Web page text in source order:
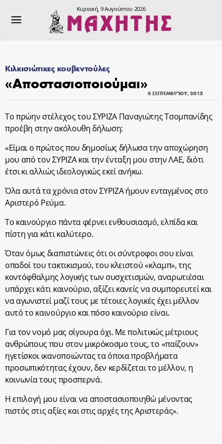
Κυριακή, 9 Αυγούστου 2026
Κιλκισιώτικες κουβεντούλες
«Αποστασιοποιούμαι»
8 ΣΕΠΤΕΜΒΡΊΟΥ, 2015
Το πρώην στέλεχος του ΣΥΡΙΖΑ Παναγιώτης Τσομπανίδης
προέβη στην ακόλουθη δήλωση:
«Είμαι ο πρώτος που δημοσίως δήλωσα την αποχώρηση
μου από τον ΣΥΡΙΖΑ και την ένταξη μου στην ΛΑΕ, διότι
έτσι κι αλλιώς ιδεολογικώς εκεί ανήκω.
Όλα αυτά τα χρόνια στον ΣΥΡΙΖΑ ήμουν ενταγμένος στο
Αριστερό Ρεύμα.
Το καινούργιο πάντα φέρνει ενθουσιασμό, ελπίδα και
πίστη για κάτι καλύτερο.
Όταν όμως διαπιστώνεις ότι οι σύντροφοι σου είναι
οπαδοί του τακτικισμού, του κλειστού «κλαμπ», της
κοντόφθαλμης λογικής των συσχετισμών, αναρωτιέσαι
υπάρχει κάτι καινούριο, αξίζει κανείς να συμπορευτεί και
να αγωνιστεί μαζί τους με τέτοιες λογικές έχει μέλλον
αυτό το καινούργιο και πόσο καινούριο είναι.
Για τον νομό μας σίγουρα όχι. Με πολιτικώς μέτριους
ανθρώπους που στον μικρόκοσμο τους, το «παίζουν»
ηγετίσκοι ικανοποιώντας τα όποια προβλήματα
προσωπικότητας έχουν, δεν κερδίζεται το μέλλον, η
κοινωνία τους προσπερνά.
Η επιλογή μου είναι να αποστασιοποιηθώ μένοντας
πιστός στις αξίες και στις αρχές της Αριστεράς».